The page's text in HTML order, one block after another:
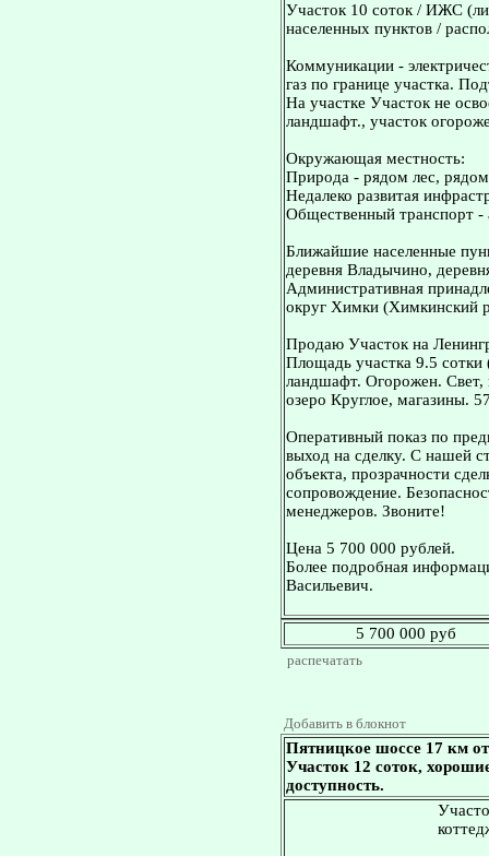
Участок 10 соток / ИЖС
населенных пунктов /
Коммуникации -
газ по границе участка.
На участке Участок не
ландшафт., участок
Окружающая местность:
Природа - рядом лес,
Недалеко развитая
Общественный транспорт -
Ближайшие населенные
деревня Владычино,
Административная
округ Химки (Химкинский
Продаю Участок на
Площадь участка 9.5
ландшафт. Огорожен. Свет,
озеро Круглое, магазины.
Оперативный показ по
выход на сделку. С нашей
объекта, прозрачности
сопровождение.
менеджеров. Звоните!
Цена 5 700 000 рублей.
Более подробная
Васильевич.
5 700 000 руб
распечатать
Добавить в блокнот
Пятницкое шоссе 17 км
Участок 12 соток,
доступность.